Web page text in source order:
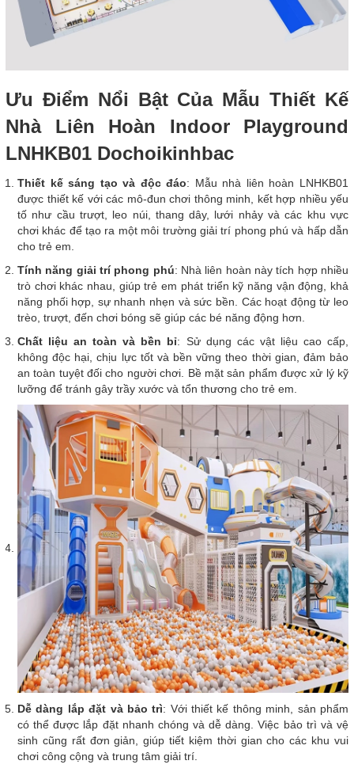
Ưu Điểm Nổi Bật Của Mẫu Thiết Kế
Nhà Liên Hoàn Indoor Playground
LNHKB01 Dochoikinhbac
Thiết kế sáng tạo và độc đáo: Mẫu nhà liên hoàn LNHKB01
được thiết kế với các mô-đun chơi thông minh, kết hợp nhiều yếu
tố như cầu trượt, leo núi, thang dây, lưới nhảy và các khu vực
chơi khác để tạo ra một môi trường giải trí phong phú và hấp dẫn
cho trẻ em.
Tính năng giải trí phong phú: Nhà liên hoàn này tích hợp nhiều
trò chơi khác nhau, giúp trẻ em phát triển kỹ năng vận động, khả
năng phối hợp, sự nhanh nhẹn và sức bền. Các hoạt động từ leo
trèo, trượt, đến chơi bóng sẽ giúp các bé năng động hơn.
Chất liệu an toàn và bền bỉ: Sử dụng các vật liệu cao cấp,
không độc hại, chịu lực tốt và bền vững theo thời gian, đảm bảo
an toàn tuyệt đối cho người chơi. Bề mặt sản phẩm được xử lý kỹ
lưỡng để tránh gây trầy xước và tổn thương cho trẻ em.
Dễ dàng lắp đặt và bảo trì: Với thiết kế thông minh, sản phẩm
có thể được lắp đặt nhanh chóng và dễ dàng. Việc bảo trì và vệ
sinh cũng rất đơn giản, giúp tiết kiệm thời gian cho các khu vui
chơi công cộng và trung tâm giải trí.